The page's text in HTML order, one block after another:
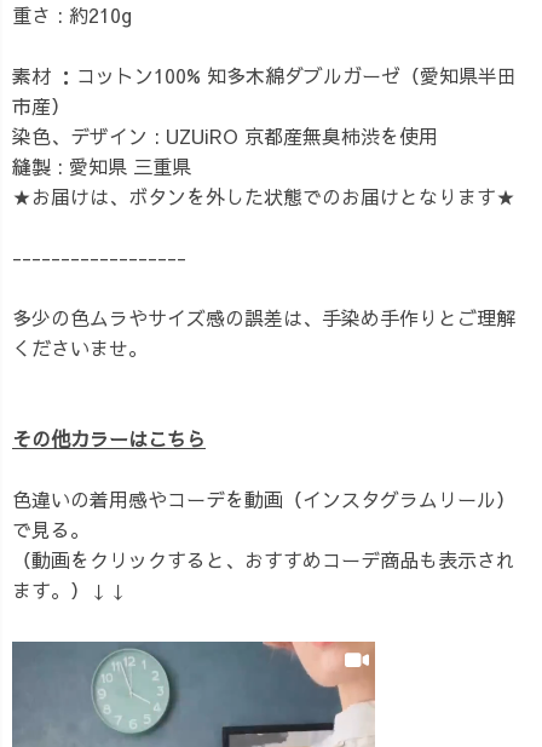
重さ : 約210g
素材 ：コットン100% 知多木綿ダブルガーゼ（愛知県半田
市産）
染色、デザイン : UZUiRO 京都産無臭柿渋を使用
縫製 : 愛知県 三重県
★お届けは、ボタンを外した状態でのお届けとなります★
------------------
多少の色ムラやサイズ感の誤差は、手染め手作りとご理解
くださいませ。
その他カラーはこちら
色違いの着用感やコーデを動画（インスタグラムリール）
で見る。
（動画をクリックすると、おすすめコーデ商品も表示され
ます。）↓↓